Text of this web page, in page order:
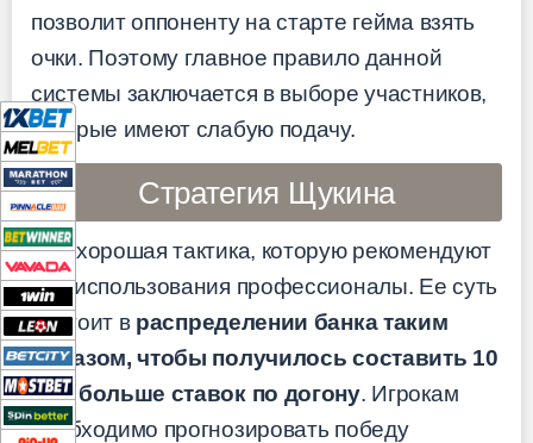
позволит оппоненту на старте гейма взять
очки. Поэтому главное правило данной
системы заключается в выборе участников,
которые имеют слабую подачу.
Стратегия Щукина
Это хорошая тактика, которую рекомендуют
для использования профессионалы. Ее суть
состоит в распределении банка таким
образом, чтобы получилось составить 10
или больше ставок по догону. Игрокам
необходимо прогнозировать победу